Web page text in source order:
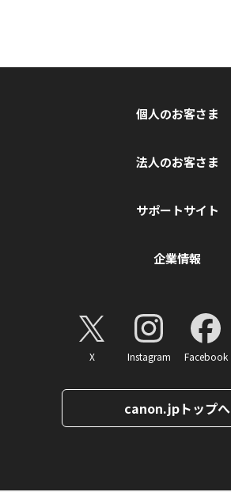
個人のお客さま
法人のお客さま
サポートサイト
企業情報
X Instagram Facebook
canon.jpトップへ